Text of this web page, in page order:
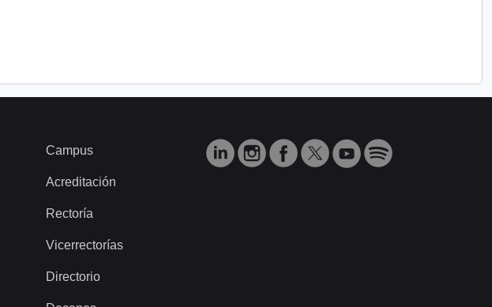
Campus
Acreditación
Rectoría
Vicerrectorías
Directorio